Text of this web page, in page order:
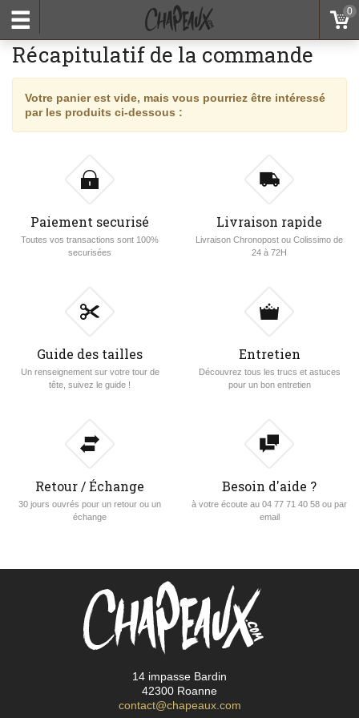
Récapitulatif de la commande
Votre panier est vide, mais vous pourriez être intéressé
par les produits ci-dessous :
Paiement securisé
Toutes vos transactions sont 100%
securisées
Livraison rapide
Livraison Chronopost ou Colissimo de
24 à 72H
Guide des tailles
Un renseignement sur votre tour de
tête, suivez le guide !
Entretien
Découvrez tous les trucs et astuces
pour un bon entretien
Retour / Échange
30 jours ouvrés pour un retour ou un
échange
Besoin d'aide ?
à votre écoute au 04 77 71 40 58 ou par
email
14 impasse Bardin
42300 Roanne
contact@chapeaux.com
0